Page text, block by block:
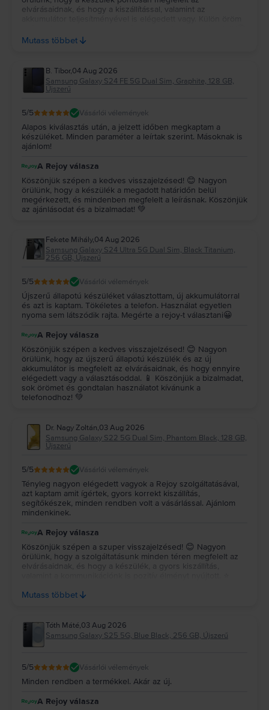
elvárásaidnak, és hogy a kiszállítással, valamint az
✨ Köszönjük a bizalmadat és az ajánlásodat, kívánunk sok
Mutass többet
B. Tibor,04 Aug 2026
Samsung Galaxy S24 FE 5G Dual Sim, Graphite, 128 GB,
Újszerű
5/5 Vásárlói vélemények
Alapos kiválasztás után, a jelzett időben megkaptam a
készüléket. Minden paraméter a leírtak szerint. Másoknak is
ajánlom!
A Rejoy válasza
Köszönjük szépen a kedves visszajelzésed! 😊 Nagyon
örülünk, hogy a készülék a megadott határidőn belül
megérkezett, és mindenben megfelelt a leírásnak. Köszönjük
az ajánlásodat és a bizalmadat! 💚
Fekete Mihály,04 Aug 2026
Samsung Galaxy S24 Ultra 5G Dual Sim, Black Titanium,
256 GB, Újszerű
5/5 Vásárlói vélemények
Újszerű állapotú készüléket választottam, új akkumulátorral
és azt is kaptam. Tökéletes a telefon. Használat egyetlen
nyoma sem látszódik rajta. Megérte a rejoy-t választani😀
A Rejoy válasza
Köszönjük szépen a kedves visszajelzésed! 😊 Nagyon
örülünk, hogy az újszerű állapotú készülék és az új
akkumulátor is megfelelt az elvárásaidnak, és hogy ennyire
elégedett vagy a választásoddal. 📱 Köszönjük a bizalmadat,
sok örömet és gondtalan használatot kívánunk a
telefonodhoz! 💚
Dr. Nagy Zoltán,03 Aug 2026
Samsung Galaxy S22 5G Dual Sim, Phantom Black, 128 GB,
Újszerű
5/5 Vásárlói vélemények
Tényleg nagyon elégedett vagyok a Rejoy szolgáltatásával,
azt kaptam amit ígértek, gyors korrekt kiszállítás,
segítőkészek, minden rendben volt a vásárlással. Ajánlom
mindenkinek.
A Rejoy válasza
Köszönjük szépen a szuper visszajelzésed! 😊 Nagyon
örülünk, hogy a szolgáltatásunk minden téren megfelelt az
elvárásaidnak, és hogy a készülék, a gyors kiszállítás,
jövőben is minket választasz! 💚
Mutass többet
Tóth Máté,03 Aug 2026
Samsung Galaxy S25 5G, Blue Black, 256 GB, Újszerű
5/5 Vásárlói vélemények
Minden rendben a termékkel. Akár az új.
A Rejoy válasza